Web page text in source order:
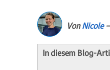
VonNicole–
In diesem Blog-